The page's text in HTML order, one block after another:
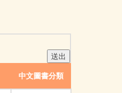
中文圖書分類